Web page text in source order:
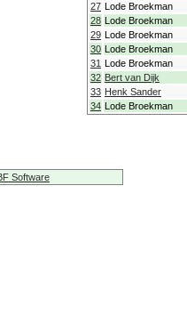
27 Lode Broekman
28 Lode Broekman
29 Lode Broekman
30 Lode Broekman
31 Lode Broekman
32 Bert van Dijk
33 Henk Sander
34 Lode Broekman
Software